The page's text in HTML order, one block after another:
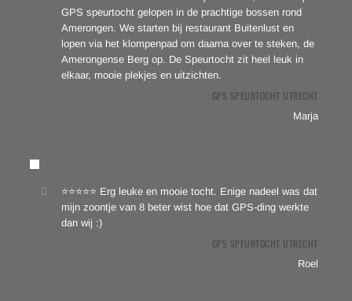
GPS speurtocht gelopen in de prachtige bossen rond
Amerongen. We starten bij restaurant Buitenlust en
lopen via het klompenpad om daarna over te steken, de
Amerongense Berg op. De Speurtocht zit heel leuk in
elkaar, mooie plekjes en uitzichten.
GPS SPEURTOCHT UTRECHT
Marja
⭐⭐⭐⭐⭐ Erg leuke en mooie tocht. Enige nadeel was dat
mijn zoontje van 8 beter wist hoe dat GPS-ding werkte
dan wij :)
GPS SPEURTOCHT UTRECHT
Roel